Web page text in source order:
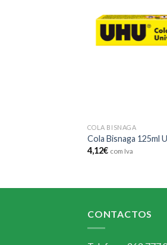
COLA BISNAGA
Cola Bisnaga 125ml
4,12€ com Iva
CONTACTOS